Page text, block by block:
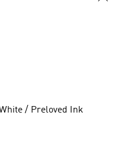
/ Preloved Ink